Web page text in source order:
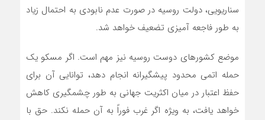
سناریویی، دولت روسیه در صورت عدم نابودی به احتمال زیاد
به طور فاجعه آمیزی تضعیف خواهد شد.
موضع کشورهای دوست روسیه نیز مهم است. اگر مسکو یک
حمله اتمی محدود پیشگیرانه انجام دهد، توانایی آن برای
حفظ اعتبار در میان اکثریت جهانی به طور چشمگیری کاهش
خواهد یافت، به ویژه اگر غرب فوراً به آن حمله نکند. حق با